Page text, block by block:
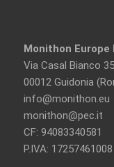
Monithon Europe
Via Casal Bianco
00012 Guidonia
info@monithon.eu
monithon@pec.it
CF: 94083340581
P.IVA: 17257461008